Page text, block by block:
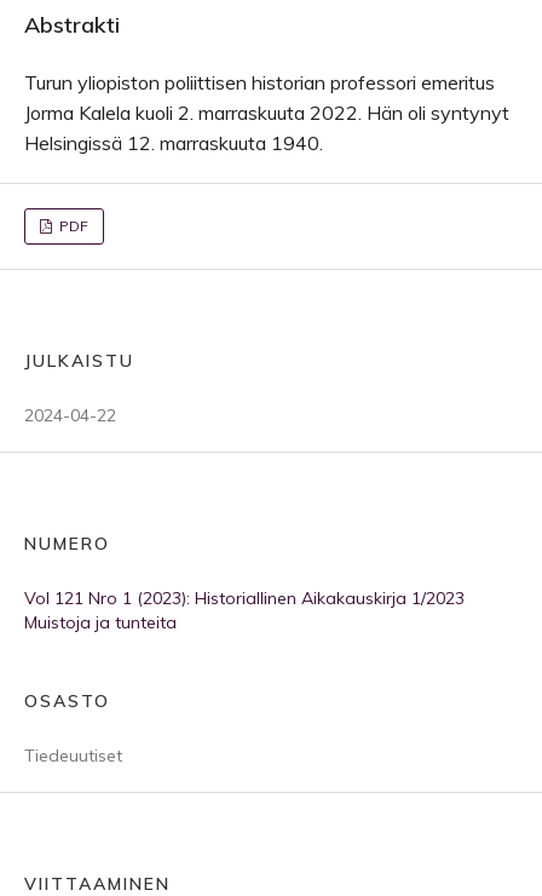
Abstrakti
Turun yliopiston poliittisen historian professori emeritus
Jorma Kalela kuoli 2. marraskuuta 2022. Hän oli syntynyt
Helsingissä 12. marraskuuta 1940.
PDF
JULKAISTU
2024-04-22
NUMERO
Vol 121 Nro 1 (2023): Historiallinen Aikakauskirja 1/2023
Muistoja ja tunteita
OSASTO
Tiedeuutiset
VIITTAAMINEN